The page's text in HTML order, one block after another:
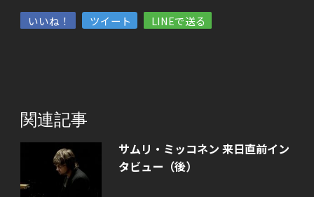
いいね！ ツイート LINEで送る
関連記事
サムリ・ミッコネン 来日直前イン
タビュー（後）